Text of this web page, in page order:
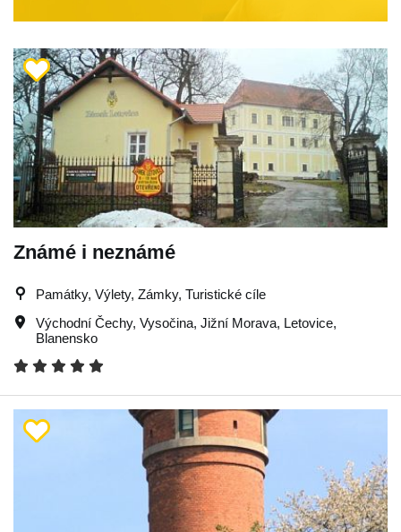
Známé i neznámé
Památky, Výlety, Zámky, Turistické cíle
Východní Čechy, Vysočina, Jižní Morava, Letovice,
Blanensko